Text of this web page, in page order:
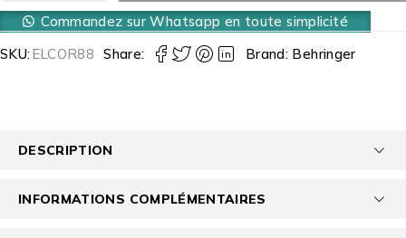
Commandez sur Whatsapp en toute simplicité
SKU:ELCOR88 Share: Brand: Behringer
DESCRIPTION
INFORMATIONS COMPLÉMENTAIRES